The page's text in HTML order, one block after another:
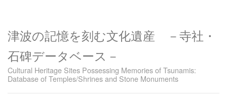
津波の記憶を刻む文化遺産 －寺社・
石碑データベース－
Cultural Heritage Sites Possessing Memories of Tsunamis:
Database of Temples/Shrines and Stone Monuments